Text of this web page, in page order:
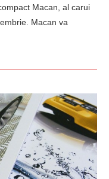
Macan, al carui
Macan va